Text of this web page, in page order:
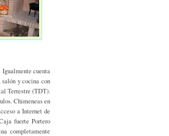
cuenta
y cocina con
Terrestre (TDT).
Chimeneas en
a Internet de
fuerte Portero
completamente